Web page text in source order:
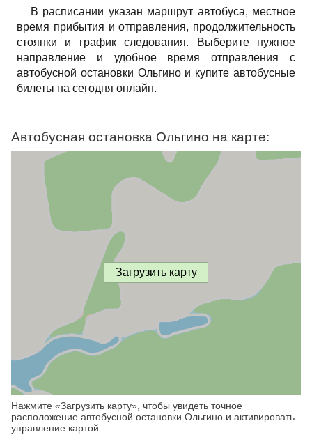
В расписании указан маршрут автобуса, местное
время прибытия и отправления, продолжительность
стоянки и график следования. Выберите нужное
направление и удобное время отправления с
автобусной остановки Ольгино и купите автобусные
билеты на сегодня онлайн.
Автобусная остановка Ольгино на карте:
Загрузить карту
Нажмите «Загрузить карту», чтобы увидеть точное
расположение автобусной остановки Ольгино и активировать
управление картой.